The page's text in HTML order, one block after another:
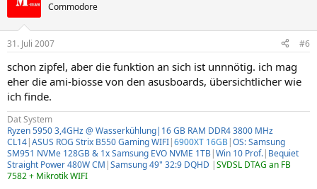
Commodore
31. Juli 2007 #6
schon zipfel, aber die funktion an sich ist unnnötig. ich mag
eher die ami-biosse von den asusboards, übersichtlicher wie
ich finde.
Dat System
Ryzen 5950 3,4GHz @ Wasserkühlung|16 GB RAM DDR4 3800 MHz
CL14|ASUS ROG Strix B550 Gaming WIFI|6900XT 16GB|OS: Samsung
SM951 NVMe 128GB & 1x Samsung EVO NVME 1TB|Win 10 Prof.| Bequiet
Straight Power 480W CM |Samsung 49" 32:9 DQHD |SVDSL DTAG an FB
7582 + Mikrotik WIFI